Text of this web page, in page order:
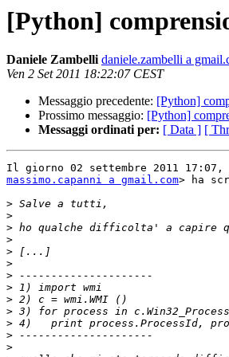
[Python]
Daniele Zambelli daniele.zambelli a
Ven 2 Set 2011 18:22:07 CEST
Messaggio precedente: [Python]
Prossimo messaggio: [Python]
Messaggi ordinati per: [ Data ] [
massimo.capanni a gmail.com> ha
>
>
>
>
>
>
>
>
>
>
>
>
>